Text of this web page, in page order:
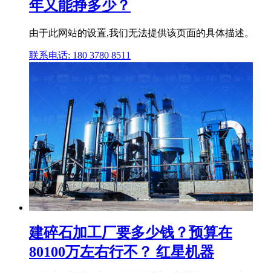
年又能挣多少？
由于此网站的设置,我们无法提供该页面的具体描述。
联系电话: 180 3780 8511
建碎石加工厂要多少钱？预算在
80100万左右行不？ 红星机器